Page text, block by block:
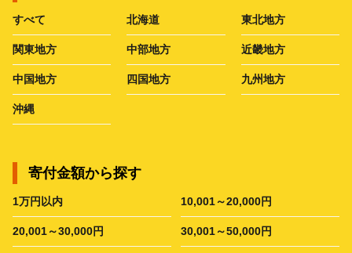
すべて 北海道 東北地方
関東地方 中部地方 近畿地方
中国地方 四国地方 九州地方
沖縄
寄付金額から探す
1万円以内 10,001～20,000円
20,001～30,000円 30,001～50,000円